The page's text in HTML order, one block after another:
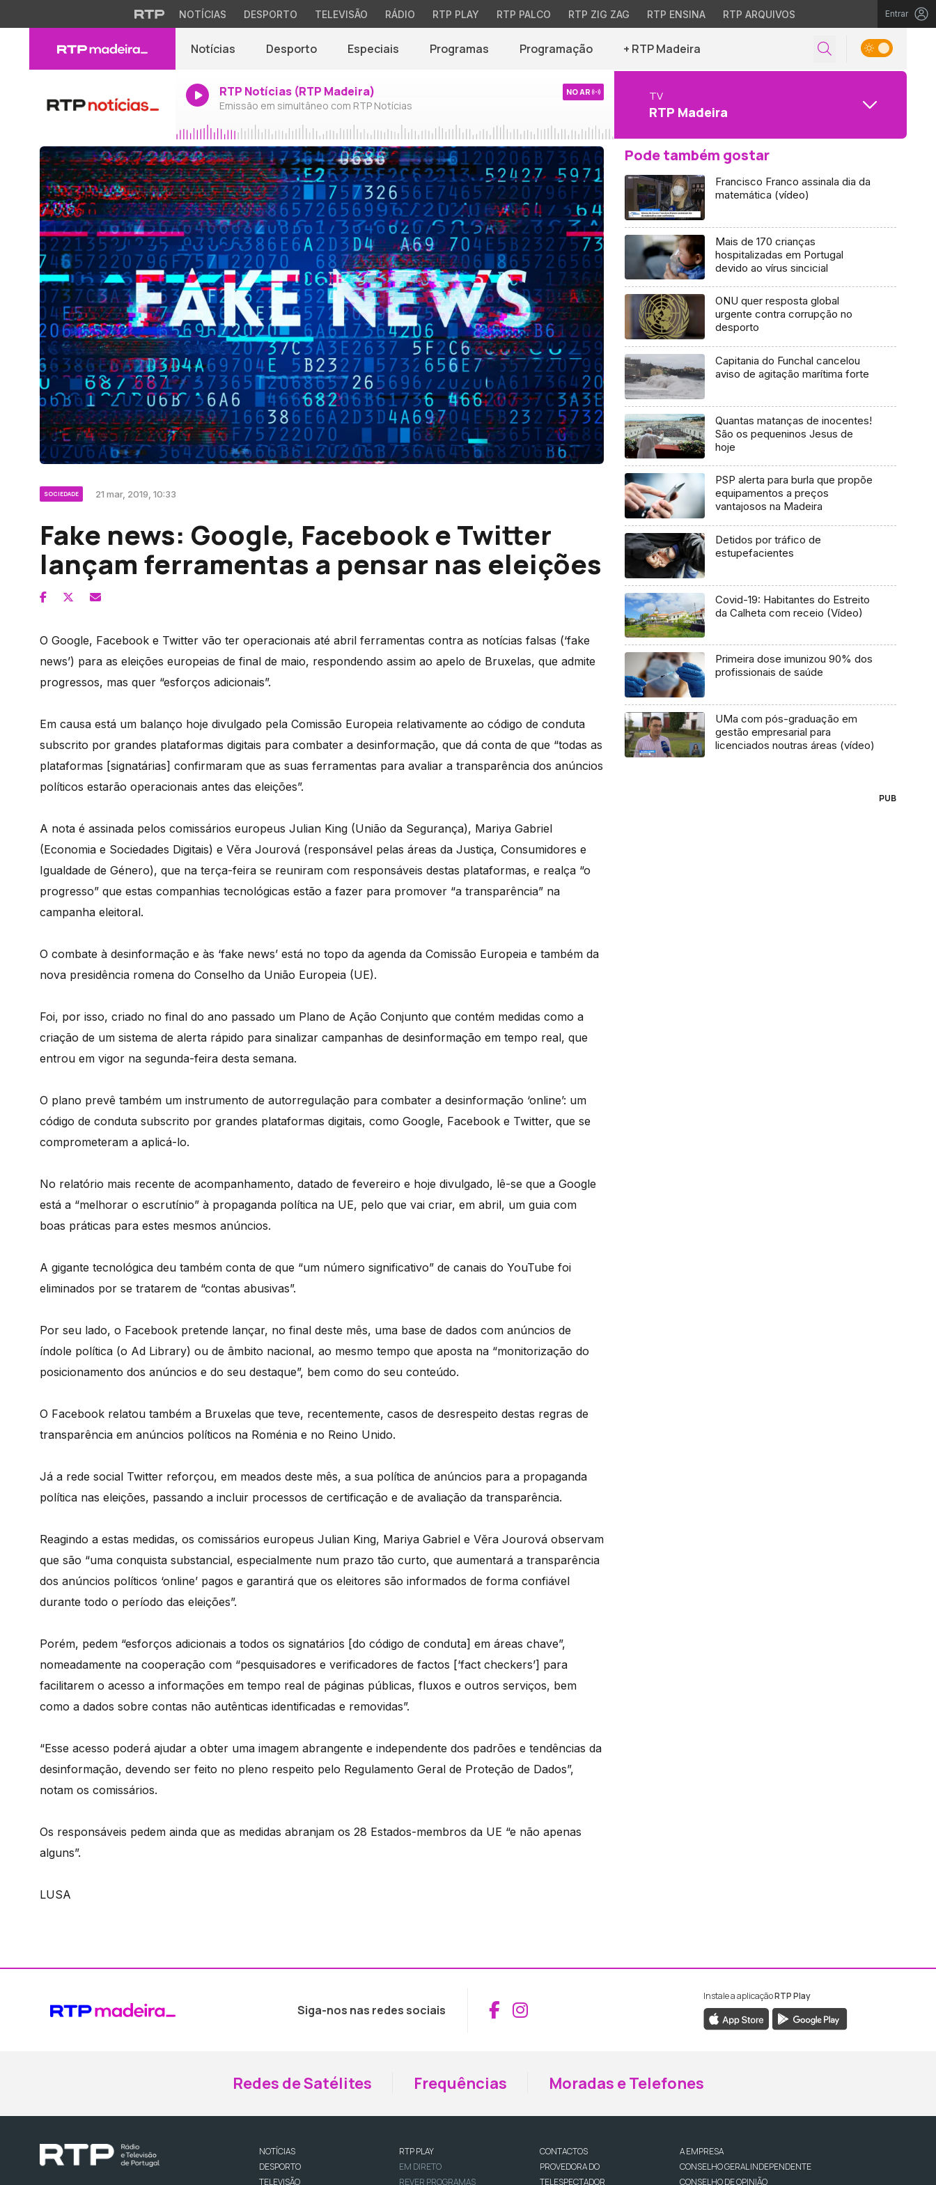
NOTÍCIAS DESPORTO TELEVISÃO RÁDIO RTP PLAY RTP PALCO RTP ZIG ZAG RTP ENSINA RTP ARQUIVOS Entrar
Notícias Desporto Especiais Programas Programação + RTP Madeira
RTP Notícias (RTP Madeira)
Emissão em simultâneo com RTP Notícias
NO AR TV
RTP Madeira
SOCIEDADE 21 mar, 2019, 10:33
Fake news: Google, Facebook e Twitter
lançam ferramentas a pensar nas eleições
O Google, Facebook e Twitter vão ter operacionais até abril ferramentas contra as notícias falsas (‘fake
news’) para as eleições europeias de final de maio, respondendo assim ao apelo de Bruxelas, que admite
progressos, mas quer “esforços adicionais”.
Em causa está um balanço hoje divulgado pela Comissão Europeia relativamente ao código de conduta
subscrito por grandes plataformas digitais para combater a desinformação, que dá conta de que “todas as
plataformas [signatárias] confirmaram que as suas ferramentas para avaliar a transparência dos anúncios
políticos estarão operacionais antes das eleições”.
A nota é assinada pelos comissários europeus Julian King (União da Segurança), Mariya Gabriel
(Economia e Sociedades Digitais) e Věra Jourová (responsável pelas áreas da Justiça, Consumidores e
Igualdade de Género), que na terça-feira se reuniram com responsáveis destas plataformas, e realça “o
progresso” que estas companhias tecnológicas estão a fazer para promover “a transparência” na
campanha eleitoral.
O combate à desinformação e às ‘fake news’ está no topo da agenda da Comissão Europeia e também da
nova presidência romena do Conselho da União Europeia (UE).
Foi, por isso, criado no final do ano passado um Plano de Ação Conjunto que contém medidas como a
criação de um sistema de alerta rápido para sinalizar campanhas de desinformação em tempo real, que
entrou em vigor na segunda-feira desta semana.
O plano prevê também um instrumento de autorregulação para combater a desinformação ‘online’: um
código de conduta subscrito por grandes plataformas digitais, como Google, Facebook e Twitter, que se
comprometeram a aplicá-lo.
No relatório mais recente de acompanhamento, datado de fevereiro e hoje divulgado, lê-se que a Google
está a “melhorar o escrutínio” à propaganda política na UE, pelo que vai criar, em abril, um guia com
boas práticas para estes mesmos anúncios.
A gigante tecnológica deu também conta de que “um número significativo” de canais do YouTube foi
eliminados por se tratarem de “contas abusivas”.
Por seu lado, o Facebook pretende lançar, no final deste mês, uma base de dados com anúncios de
índole política (o Ad Library) ou de âmbito nacional, ao mesmo tempo que aposta na “monitorização do
posicionamento dos anúncios e do seu destaque”, bem como do seu conteúdo.
O Facebook relatou também a Bruxelas que teve, recentemente, casos de desrespeito destas regras de
transparência em anúncios políticos na Roménia e no Reino Unido.
Já a rede social Twitter reforçou, em meados deste mês, a sua política de anúncios para a propaganda
política nas eleições, passando a incluir processos de certificação e de avaliação da transparência.
Reagindo a estas medidas, os comissários europeus Julian King, Mariya Gabriel e Věra Jourová observam
que são “uma conquista substancial, especialmente num prazo tão curto, que aumentará a transparência
dos anúncios políticos ‘online’ pagos e garantirá que os eleitores são informados de forma confiável
durante todo o período das eleições”.
Porém, pedem “esforços adicionais a todos os signatários [do código de conduta] em áreas chave”,
nomeadamente na cooperação com “pesquisadores e verificadores de factos [‘fact checkers’] para
facilitarem o acesso a informações em tempo real de páginas públicas, fluxos e outros serviços, bem
como a dados sobre contas não autênticas identificadas e removidas”.
“Esse acesso poderá ajudar a obter uma imagem abrangente e independente dos padrões e tendências da
desinformação, devendo ser feito no pleno respeito pelo Regulamento Geral de Proteção de Dados”,
notam os comissários.
Os responsáveis pedem ainda que as medidas abranjam os 28 Estados-membros da UE “e não apenas
alguns”.
LUSA
Pode também gostar
Francisco Franco assinala dia da
matemática (vídeo)
Mais de 170 crianças
hospitalizadas em Portugal
devido ao vírus sincicial
ONU quer resposta global
urgente contra corrupção no
desporto
Capitania do Funchal cancelou
aviso de agitação marítima forte
Quantas matanças de inocentes!
São os pequeninos Jesus de
hoje
PSP alerta para burla que propõe
equipamentos a preços
vantajosos na Madeira
Detidos por tráfico de
estupefacientes
Covid-19: Habitantes do Estreito
da Calheta com receio (Vídeo)
Primeira dose imunizou 90% dos
profissionais de saúde
UMa com pós-graduação em
gestão empresarial para
licenciados noutras áreas (vídeo)
PUB
Siga-nos nas redes sociais Aceder ao Facebook da RTP Madeira
Aceder ao Instagram da RTP Madeira
Instale a aplicaçãoRTP Play
Redes de Satélites Frequências Moradas e Telefones
NOTÍCIAS
DESPORTO
TELEVISÃO
RTP PLAY
EM DIRETO
REVER PROGRAMAS
CONTACTOS
PROVEDORA DO
TELESPECTADOR
A EMPRESA
CONSELHO GERAL INDEPENDENTE
CONSELHO DE OPINIÃO